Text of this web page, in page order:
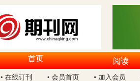
首页 阅读
• 在线订刊
• 会员首页 • 加入会员